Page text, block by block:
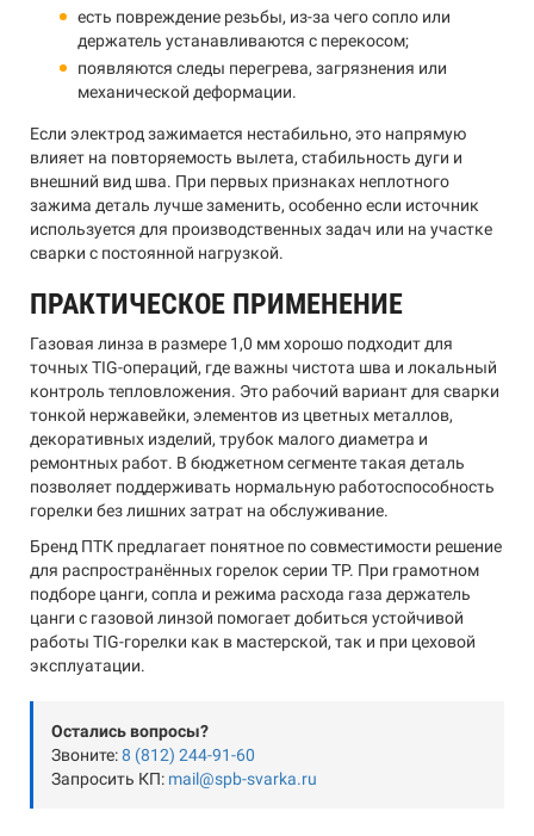
есть повреждение резьбы, из-за чего сопло или
держатель устанавливаются с перекосом;
появляются следы перегрева, загрязнения или
механической деформации.
Если электрод зажимается нестабильно, это напрямую
влияет на повторяемость вылета, стабильность дуги и
внешний вид шва. При первых признаках неплотного
зажима деталь лучше заменить, особенно если источник
используется для производственных задач или на участке
сварки с постоянной нагрузкой.
ПРАКТИЧЕСКОЕ ПРИМЕНЕНИЕ
Газовая линза в размере 1,0 мм хорошо подходит для
точных TIG-операций, где важны чистота шва и локальный
контроль тепловложения. Это рабочий вариант для сварки
тонкой нержавейки, элементов из цветных металлов,
декоративных изделий, трубок малого диаметра и
ремонтных работ. В бюджетном сегменте такая деталь
позволяет поддерживать нормальную работоспособность
горелки без лишних затрат на обслуживание.
Бренд ПТК предлагает понятное по совместимости решение
для распространённых горелок серии TP. При грамотном
подборе цанги, сопла и режима расхода газа держатель
цанги с газовой линзой помогает добиться устойчивой
работы TIG-горелки как в мастерской, так и при цеховой
эксплуатации.
Остались вопросы?
Звоните:8 (812) 244-91-60
Запросить КП: mail@spb-svarka.ru